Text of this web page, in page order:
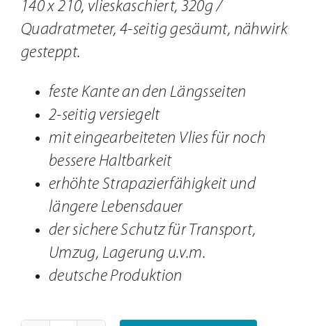
140 x 210, vlieskaschiert, 320g /
Quadratmeter, 4-seitig gesäumt, nähwirk
gesteppt.
feste Kante an den Längsseiten
2-seitig versiegelt
mit eingearbeiteten Vlies für noch
bessere Haltbarkeit
erhöhte Strapazierfähigkeit und
längere Lebensdauer
der sichere Schutz für Transport,
Umzug, Lagerung u.v.m.
deutsche Produktion